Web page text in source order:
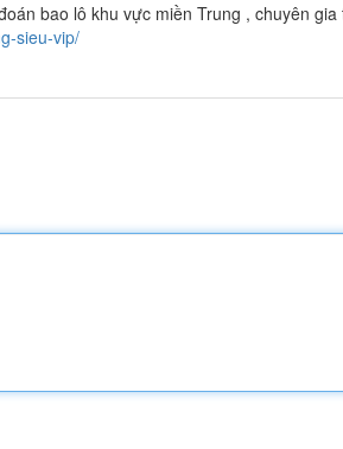
bao lô khu vực miền Trung , chuyên gia
sieu-vip/